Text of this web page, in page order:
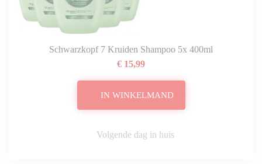
Schwarzkopf 7 Kruiden Shampoo 5x 400ml
€ 15,99
IN WINKELMAND
Volgende dag in huis